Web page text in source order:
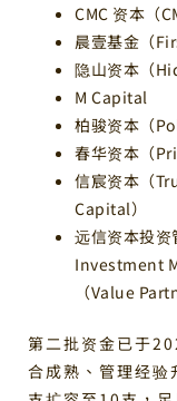
CMC 资本（
晨壹基金（
隐山资本（
M Capital
柏骏资本（
春华资本（
信宸资本（
Capital）
远信资本投
Investment
（Value
第二批资金已于
合成熟、管理经验